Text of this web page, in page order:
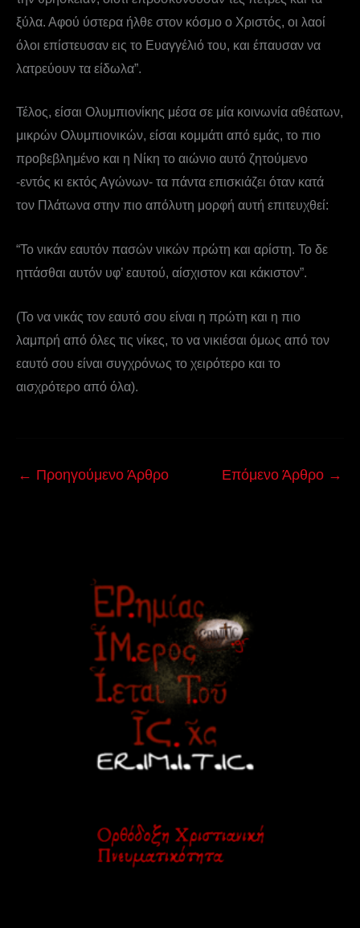
ξύλα. Αφού ύστερα ήλθε στον κόσμο ο Χριστός, οι λαοί
όλοι επίστευσαν εις το Ευαγγέλιό του, και έπαυσαν να
λατρεύουν τα είδωλα”.
Τέλος, είσαι Ολυμπιονίκης μέσα σε μία κοινωνία αθέατων,
μικρών Ολυμπιονικών, είσαι κομμάτι από εμάς, το πιο
προβεβλημένο και η Νίκη το αιώνιο αυτό ζητούμενο
-εντός κι εκτός Αγώνων- τα πάντα επισκιάζει όταν κατά
τον Πλάτωνα στην πιο απόλυτη μορφή αυτή επιτευχθεί:
“Το νικάν εαυτόν πασών νικών πρώτη και αρίστη. Το δε
ηττάσθαι αυτόν υφ’ εαυτού, αίσχιστον και κάκιστον”.
(Το να νικάς τον εαυτό σου είναι η πρώτη και η πιο
λαμπρή από όλες τις νίκες, το να νικιέσαι όμως από τον
εαυτό σου είναι συγχρόνως το χειρότερο και το
αισχρότερο από όλα).
← Προηγούμενο Άρθρο Επόμενο Άρθρο →